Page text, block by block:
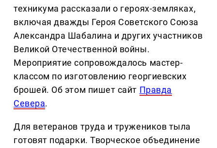
техникума рассказали о героях-земляках,
включая дважды Героя Советского Союза
Александра Шабалина и других участников
Великой Отечественной войны.
Мероприятие сопровождалось мастер-
классом по изготовлению георгиевских
брошей. Об этом пишет сайт Правда
Севера.
Для ветеранов труда и тружеников тыла
готовят подарки. Творческое объединение